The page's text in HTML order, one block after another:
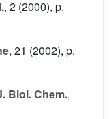
, 2 (2000), p.
, 21 (2002), p.
Biol. Chem.,